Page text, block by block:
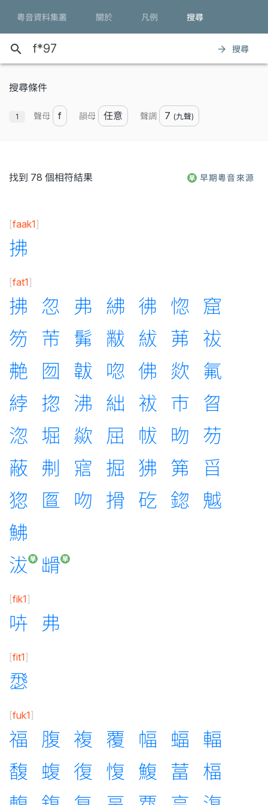
粵音資料集叢 關於 凡例 搜尋
search arrow_forward 搜尋
搜尋條件
聲母 f 韻母 任意 聲調 7 (九聲)
找到 78 個相符結果 早期粵音來源
[faak1]
拂
[fat1]
拂 忽 弗 紼 彿 惚
窟
笏
芾 髴 黻 紱 茀
祓
艴
囫 韍 唿 佛 欻
氟
綍
㧾 沸 絀 袚 巿
曶
淴
堀 歘 屈 帗 昒
芴
蔽
刜 寣 掘 狒 笰
㸓
㺀
匫 吻 搰 矻 鍃
魆
鮄
沷
𩨳
[fik1]
𠱥 弗
[fit1]
𢞵
[fuk1]
福 腹 複 覆 幅 蝠
輻
馥
蝮 復 愎 鰒 葍
楅